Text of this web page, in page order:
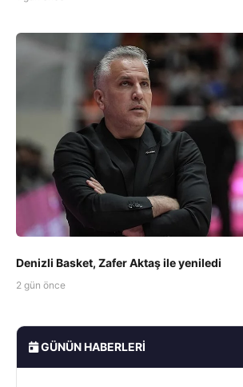
Denizli Basket, Zafer Aktaş ile yeniledi
2 gün önce
GÜNÜN HABERLERI